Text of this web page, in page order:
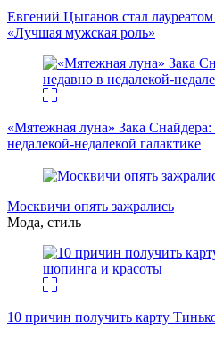
Евгений Цыганов стал
«Лучшая мужская роль»
«Мятежная луна» Зака
недалекой-недалекой галактике
Москвичи опять зажрались
Мода, стиль
10 причин получить карту